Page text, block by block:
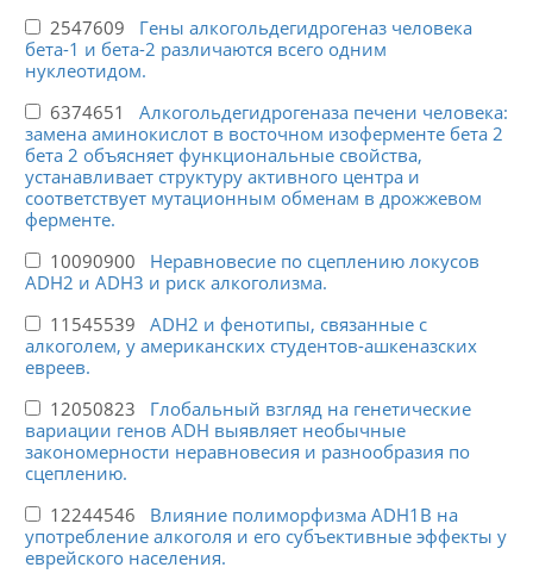
2547609 Гены алкогольдегидрогеназ человека
бета-1 и бета-2 различаются всего одним
нуклеотидом.
6374651 Алкогольдегидрогеназа печени человека:
замена аминокислот в восточном изоферменте бета 2
бета 2 объясняет функциональные свойства,
устанавливает структуру активного центра и
соответствует мутационным обменам в дрожжевом
ферменте.
10090900 Неравновесие по сцеплению локусов
ADH2 и ADH3 и риск алкоголизма.
11545539 ADH2 и фенотипы, связанные с
алкоголем, у американских студентов-ашкеназских
евреев.
12050823 Глобальный взгляд на генетические
вариации генов ADH выявляет необычные
закономерности неравновесия и разнообразия по
сцеплению.
12244546 Влияние полиморфизма ADH1B на
употребление алкоголя и его субъективные эффекты у
еврейского населения.